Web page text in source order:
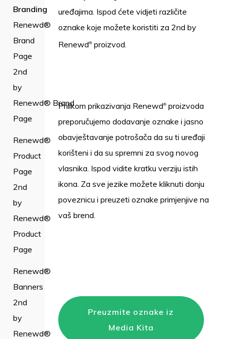
Branding
Renewd®
Brand
Page
2nd
by
Renewd® Brand
Page
Renewd®
Product
Page
2nd
by
Renewd®
Product
Page
Renewd®
Banners
2nd
by
Renewd®
uređajima. Ispod ćete vidjeti različite
oznake koje možete koristiti za 2nd by
Renewd®proizvod.
Prilikom prikazivanja Renewd®proizvoda
preporučujemo dodavanje oznake i jasno
obavještavanje potrošača da su ti uređaji
korišteni i da su spremni za svog novog
vlasnika. Ispod vidite kratku verziju istih
ikona. Za sve jezike možete kliknuti donju
poveznicu i preuzeti oznake primjenjive na
vaš brend.
Preuzmite oznake iz
Media Kita